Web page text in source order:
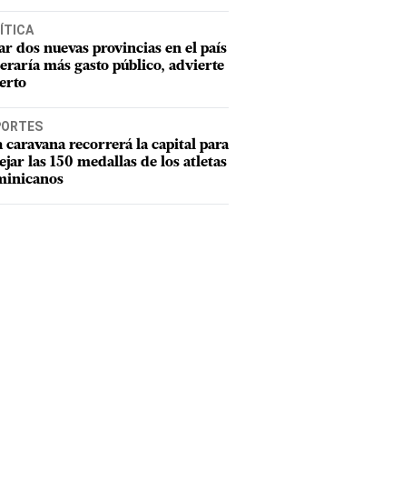
dos nuevas provincias en el país
más gasto público, advierte
caravana recorrerá la capital para
las 150 medallas de los atletas